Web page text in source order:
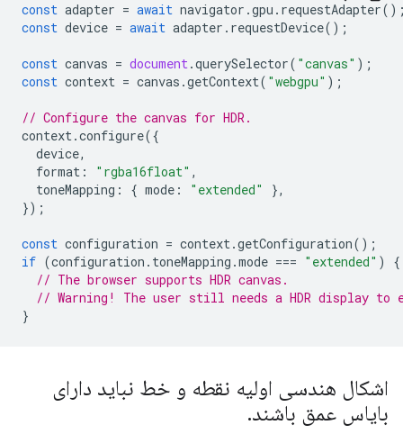
const adapter = await navigator .gpu . requestAdapter
const device = await adapter . requestDevice();
const canvas = document.querySelector( "canvas" );
const context = canvas .getContext( "webgpu" );
// Configure the canvas for HDR.
context.configure({
device,
format : "rgba16float" ,
toneMapping : { mode : "extended"
},
});
const configuration = context.getConfiguration();
if (configuration . toneMapping .mode === "extended" )
{
// The browser supports HDR canvas.
// Warning! The user still needs a HDR display to
}
اشکال هندسی اولیه نقطه و خط نباید دارای
بایاس عمق باشند.